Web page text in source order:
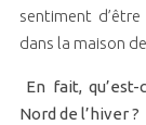
sentiment
dans la maison
En fait,
Nord de l’hiver ?